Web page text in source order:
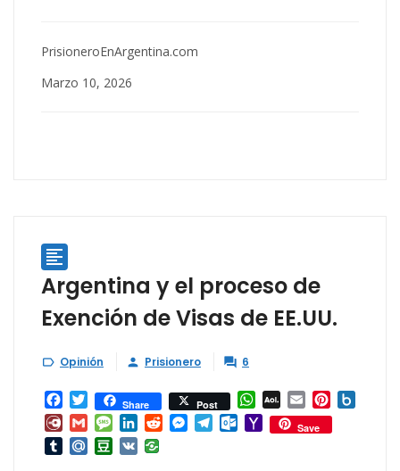
PrisioneroEnArgentina.com
Marzo 10, 2026

Argentina y el proceso de
Exención de Visas de EE.UU.
 Opinión  Prisionero  6
Facebook
TwitterShare Post WhatsApp
AOL
Mail
Email Pinterest
Diary.RuGmailMessage
LinkedInRedditMessenger
TelegramOutlook.com
YahooSave
TumblrMail.RuDouban
VK